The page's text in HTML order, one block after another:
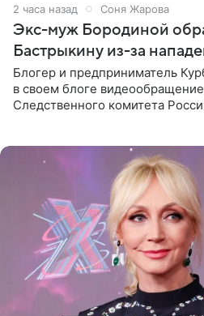
2 часа назад Соня Жарова
Экс-муж Бородиной
Бастрыкину из-за
Блогер и предприниматель
в своем блоге
Следственного комитета